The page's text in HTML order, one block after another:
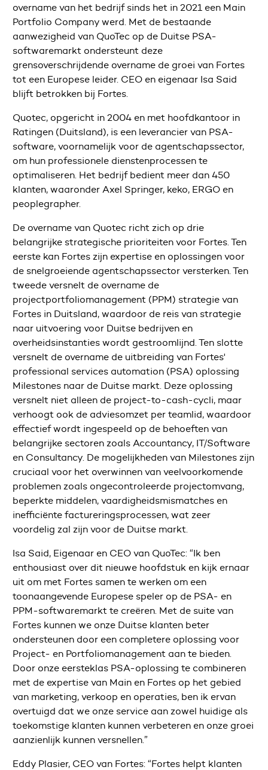
overname van het bedrijf sinds het in 2021 een Main
Portfolio Company werd. Met de bestaande
aanwezigheid van QuoTec op de Duitse PSA-
softwaremarkt ondersteunt deze
grensoverschrijdende overname de groei van Fortes
tot een Europese leider. CEO en eigenaar Isa Said
blijft betrokken bij Fortes.
Quotec, opgericht in 2004 en met hoofdkantoor in
Ratingen (Duitsland), is een leverancier van PSA-
software, voornamelijk voor de agentschapssector,
om hun professionele dienstenprocessen te
optimaliseren. Het bedrijf bedient meer dan 450
klanten, waaronder Axel Springer, keko, ERGO en
peoplegrapher.
De overname van Quotec richt zich op drie
belangrijke strategische prioriteiten voor Fortes. Ten
eerste kan Fortes zijn expertise en oplossingen voor
de snelgroeiende agentschapssector versterken. Ten
tweede versnelt de overname de
projectportfoliomanagement (PPM) strategie van
Fortes in Duitsland, waardoor de reis van strategie
naar uitvoering voor Duitse bedrijven en
overheidsinstanties wordt gestroomlijnd. Ten slotte
versnelt de overname de uitbreiding van Fortes'
professional services automation (PSA) oplossing
Milestones naar de Duitse markt. Deze oplossing
versnelt niet alleen de project-to-cash-cycli, maar
verhoogt ook de adviesomzet per teamlid, waardoor
effectief wordt ingespeeld op de behoeften van
belangrijke sectoren zoals Accountancy, IT/Software
en Consultancy. De mogelijkheden van Milestones zijn
cruciaal voor het overwinnen van veelvoorkomende
problemen zoals ongecontroleerde projectomvang,
beperkte middelen, vaardigheidsmismatches en
inefficiënte factureringsprocessen, wat zeer
voordelig zal zijn voor de Duitse markt.
Isa Said, Eigenaar en CEO van QuoTec: “Ik ben
enthousiast over dit nieuwe hoofdstuk en kijk ernaar
uit om met Fortes samen te werken om een
toonaangevende Europese speler op de PSA- en
PPM-softwaremarkt te creëren. Met de suite van
Fortes kunnen we onze Duitse klanten beter
ondersteunen door een completere oplossing voor
Project- en Portfoliomanagement aan te bieden.
Door onze eersteklas PSA-oplossing te combineren
met de expertise van Main en Fortes op het gebied
van marketing, verkoop en operaties, ben ik ervan
overtuigd dat we onze service aan zowel huidige als
toekomstige klanten kunnen verbeteren en onze groei
aanzienlijk kunnen versnellen.”
Eddy Plasier, CEO van Fortes: “Fortes helpt klanten